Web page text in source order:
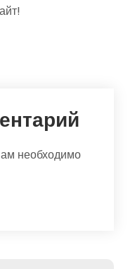
необходимо